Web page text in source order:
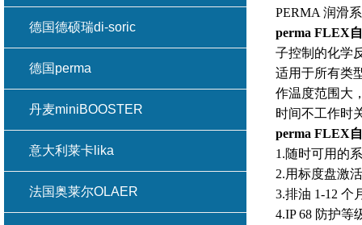
PERMA 润滑
perma FLEX
子控制的化学
适用于所有类
作温度范围大
时间不工作时
perma FLEX
1.随时可用的
2.用标度盘激
3.排油 1-12 个
4.IP 68 防护等
德国德硕瑞di-soric
德国perma
丹麦miniBOOSTER
意大利莱卡lika
法国奥莱尔OLAER